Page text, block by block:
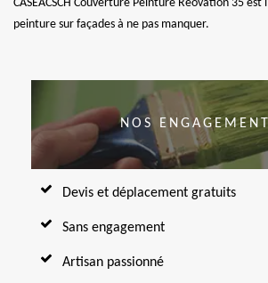
CASEACSCH Couverture Peinture Réovation 35 est
peinture sur façades à ne pas manquer.
NOS
Devis et déplacement gratuits
Sans engagement
Artisan passionné